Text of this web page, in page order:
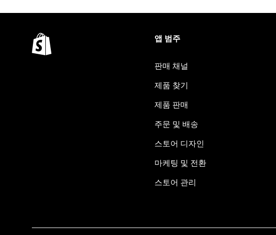
앱 범주
판매 채널
제품 찾기
제품 판매
주문 및 배송
스토어 디자인
마케팅 및 전환
스토어 관리